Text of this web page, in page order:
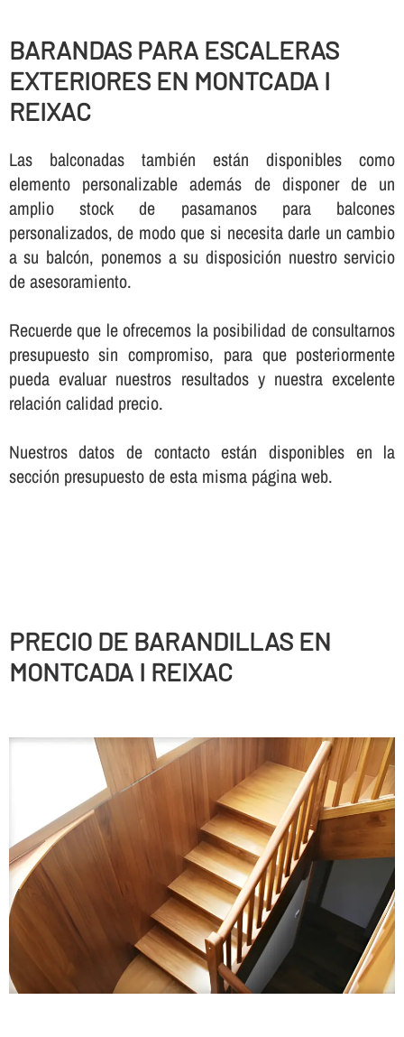
BARANDAS PARA ESCALERAS
EXTERIORES EN MONTCADA I
REIXAC
Las balconadas también están disponibles como
elemento personalizable además de disponer de un
amplio stock de pasamanos para balcones
personalizados, de modo que si necesita darle un cambio
a su balcón, ponemos a su disposición nuestro servicio
de asesoramiento.
Recuerde que le ofrecemos la posibilidad de consultarnos
presupuesto sin compromiso, para que posteriormente
pueda evaluar nuestros resultados y nuestra excelente
relación calidad precio.
Nuestros datos de contacto están disponibles en la
sección presupuesto de esta misma página web.
PRECIO DE BARANDILLAS EN
MONTCADA I REIXAC